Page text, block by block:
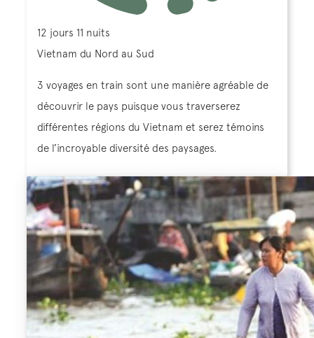
12 jours 11 nuits
Vietnam du Nord au Sud
3 voyages en train sont une manière agréable de
découvrir le pays puisque vous traverserez
différentes régions du Vietnam et serez témoins
de l’incroyable diversité des paysages.